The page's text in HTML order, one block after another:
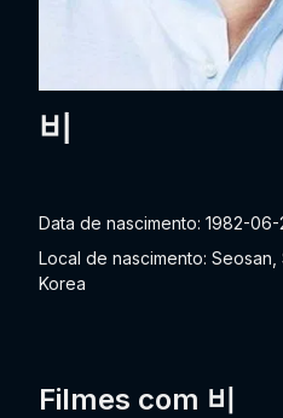
비
Data de nascimento: 1982-06-
Local de nascimento:
Korea
Filmes com 비